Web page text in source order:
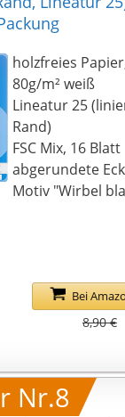
10er Pack
aus 10
Lineatur 25,
mit dem EU-
holzfreies
80g/m² weiß
Lineatur 25
Rand)
FSC Mix, 16 Blatt
abgerundete
Motiv "Wirbel
Bei
8,90 €
Nr.8